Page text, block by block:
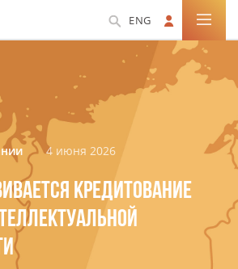
ENG
4 июня 2026
КРЕДИТОВАНИЕ